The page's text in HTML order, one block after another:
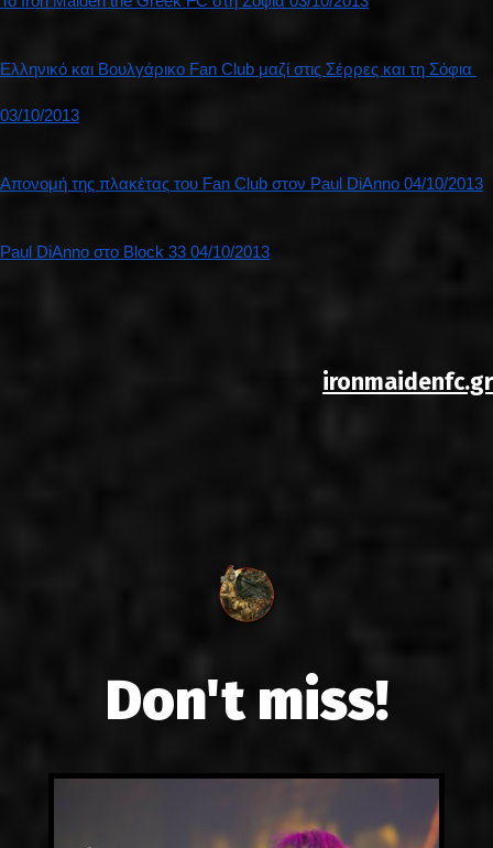
Ελληνικό και Βουλγάρικο Fan Club μαζί στις Σέρρες και τη Σόφια
03/10/2013
Απονομή της πλακέτας του Fan Club στον Paul DiAnno 04/10/2013
Paul DiAnno στο Block 33 04/10/2013
ironmaidenfc.gr
Don't miss!